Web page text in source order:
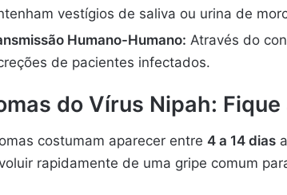
vestígios de saliva ou urina de
Humano-Humano: Através do
de pacientes infectados.
do Vírus Nipah:
costumam aparecer entre 4 a 14 dias
rapidamente de uma gripe comum